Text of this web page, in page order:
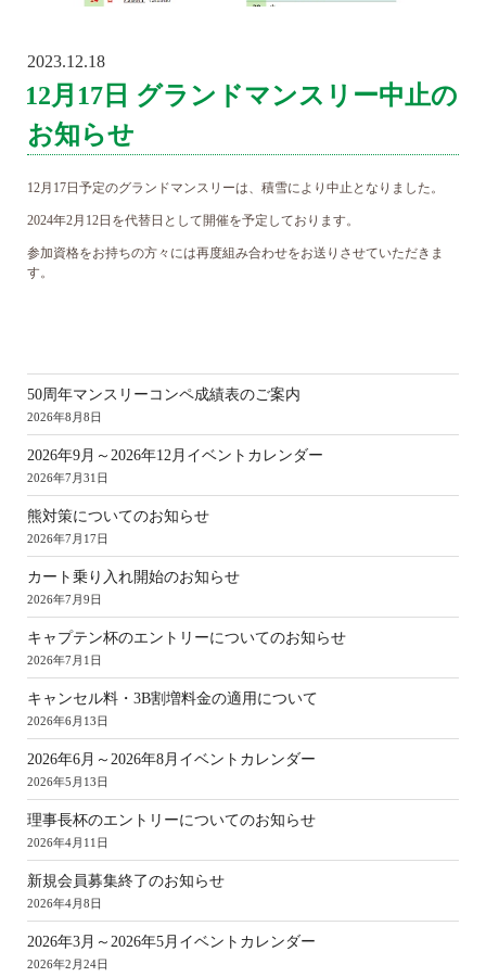
POSTED
2023.12.18
12月17日 グランドマンスリー中止の
お知らせ
12月17日予定のグランドマンスリーは、積雪により中止となりました。
2024年2月12日を代替日として開催を予定しております。
参加資格をお持ちの方々には再度組み合わせをお送りさせていただきま
す。
50周年マンスリーコンペ成績表のご案内
2026年8月8日
2026年9月～2026年12月イベントカレンダー
2026年7月31日
熊対策についてのお知らせ
2026年7月17日
カート乗り入れ開始のお知らせ
2026年7月9日
キャプテン杯のエントリーについてのお知らせ
2026年7月1日
キャンセル料・3B割増料金の適用について
2026年6月13日
2026年6月～2026年8月イベントカレンダー
2026年5月13日
理事長杯のエントリーについてのお知らせ
2026年4月11日
新規会員募集終了のお知らせ
2026年4月8日
2026年3月～2026年5月イベントカレンダー
2026年2月24日